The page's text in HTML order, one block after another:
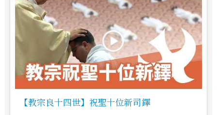
【教宗良十四世】祝聖十位新司鐸